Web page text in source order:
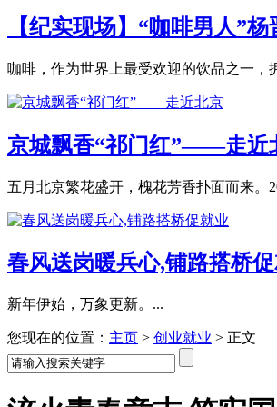
【纪实现场】“咖啡男人”杨
咖啡，作为世界上最受欢迎的饮品之一，
京城飘香“祁门红”——走近
五月北京繁花盛开，槐花芳香扑面而来。
春风送岗暖兵心,铺路搭桥
新年伊始，万象更新。...
您现在的位置： 主页 > 创业就业 > 正文